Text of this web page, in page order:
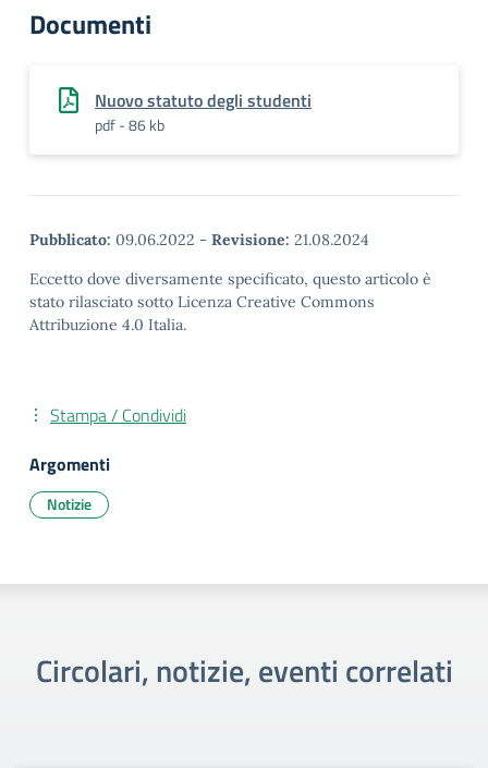
Documenti
Nuovo statuto degli studenti
pdf - 86 kb
Pubblicato: 09.06.2022 - Revisione: 21.08.2024
Eccetto dove diversamente specificato, questo articolo è
stato rilasciato sotto Licenza Creative Commons
Attribuzione 4.0 Italia.
Stampa / Condividi
Argomenti
Notizie
Circolari, notizie, eventi correlati